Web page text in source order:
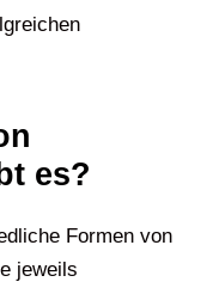
es?
Formen von
jeweils